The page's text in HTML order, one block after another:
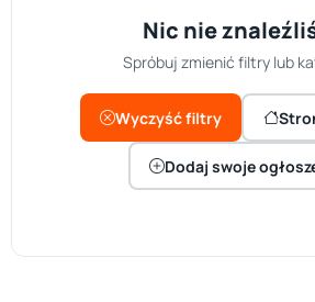
Nic nie
Spróbuj zmienić filtry lub
Wyczyść filtry
Dodaj swoje